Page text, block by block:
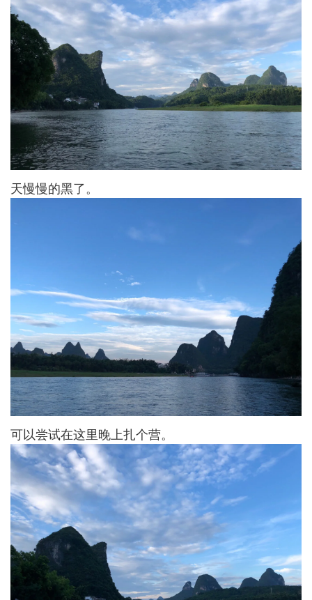
天慢慢的黑了。
可以尝试在这里晚上扎个营。